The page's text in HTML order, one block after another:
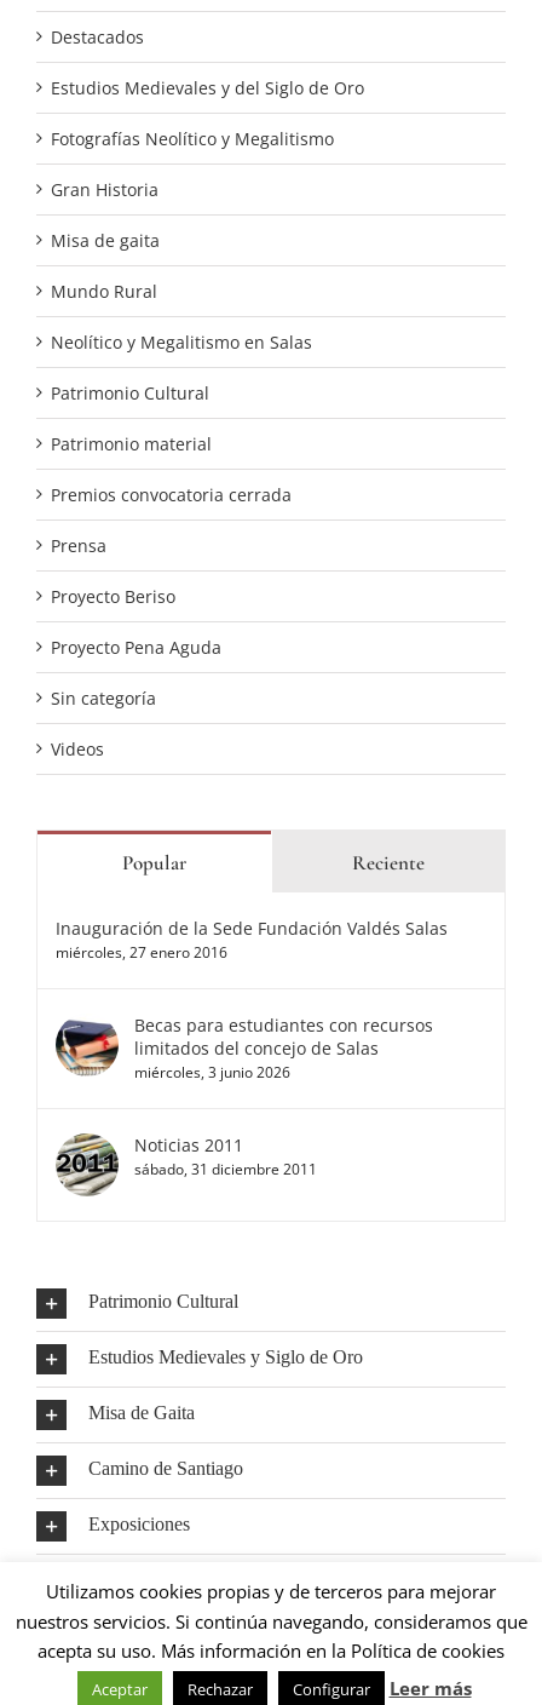
Destacados
Estudios Medievales y del Siglo de Oro
Fotografías Neolítico y Megalitismo
Gran Historia
Misa de gaita
Mundo Rural
Neolítico y Megalitismo en Salas
Patrimonio Cultural
Patrimonio material
Premios convocatoria cerrada
Prensa
Proyecto Beriso
Proyecto Pena Aguda
Sin categoría
Videos
Popular Reciente
Inauguración de la Sede Fundación Valdés Salas
miércoles, 27 enero 2016
Becas para estudiantes con recursos
limitados del concejo de Salas
miércoles, 3 junio 2026
Noticias 2011
sábado, 31 diciembre 2011
Patrimonio Cultural
Estudios Medievales y Siglo de Oro
Misa de Gaita
Camino de Santiago
Exposiciones
Mundo Rural
Copyright 2016 Fundación Valdés-Salas | Aviso Legal
Utilizamos cookies propias y de terceros para mejorar
nuestros servicios. Si continúa navegando, consideramos que
acepta su uso. Más información en la Política de cookies
Aceptar Rechazar Configurar Leer más